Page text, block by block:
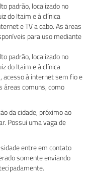
padrão, localizado no
do Itaim e à clínica
e TV a cabo. As áreas
para uso mediante
padrão, localizado no
do Itaim e à clínica
acesso à internet sem fio e
áreas comuns, como
da cidade, próximo ao
Possui uma vaga de
entre em contato
somente enviando